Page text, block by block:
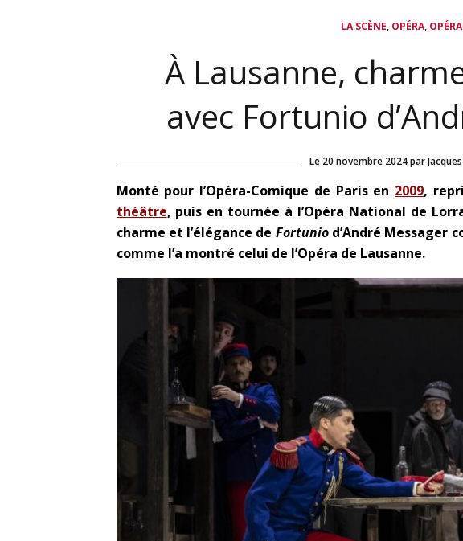
LA SCÈNE, OPÉRA,
À Lausanne,
avec Fortunio
Le 20 novembre 2024 par
Monté pour l’Opéra-Comique de Paris en 2009,
théâtre, puis en tournée à l’Opéra National de
charme et l’élégance de Fortuniod’André Messager
comme l’a montré celui de l’Opéra de Lausanne.